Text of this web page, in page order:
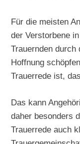
Für die meisten
der Verstorbene
Trauernden durch
Hoffnung
Trauerrede ist,
Das kann
daher besonders
Trauerrede auch